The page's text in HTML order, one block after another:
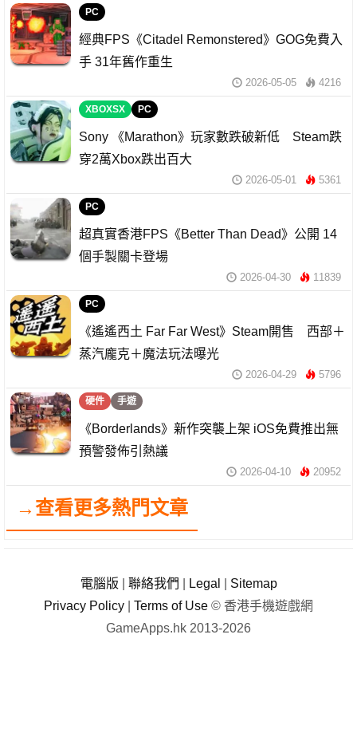
PC
經典FPS《Citadel Remonstered》GOG免費入
手 31年舊作重生
2026-05-05 4216
XBOXSX PC
Sony 《Marathon》玩家數跌破新低 Steam跌
穿2萬Xbox跌出百大
2026-05-01 5361
PC
超真實香港FPS《Better Than Dead》公開 14
個手製關卡登場
2026-04-30 11839
PC
《遙遙西土 Far Far West》Steam開售 西部＋
蒸汽龐克＋魔法玩法曝光
2026-04-29 5796
硬件 手遊
《Borderlands》新作突襲上架 iOS免費推出無
預警發佈引熱議
2026-04-10 20952
→查看更多熱門文章
電腦版 聯絡我們 Legal
Sitemap
Privacy Policy
Terms of Use © 香港手機遊戲網
GameApps.hk 2013-2026